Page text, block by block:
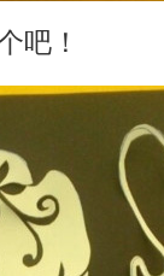
吧！